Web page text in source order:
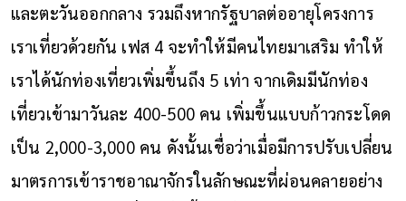
และตะวันออกกลาง รวมถึงหากรัฐบาลต่ออายุโครงการ
เราเที่ยวด้วยกัน เฟส 4 จะทำให้มีคนไทยมาเสริม ทำให้
เราได้นักท่องเที่ยวเพิ่มขึ้นถึง 5 เท่า จากเดิมมีนักท่อง
เที่ยวเข้ามาวันละ 400-500 คน เพิ่มขึ้นแบบก้าวกระโดด
เป็น 2,000-3,000 คน ดังนั้นเชื่อว่าเมื่อมีการปรับเปลี่ยน
มาตรการเข้าราชอาณาจักรในลักษณะที่ผ่อนคลายอย่าง